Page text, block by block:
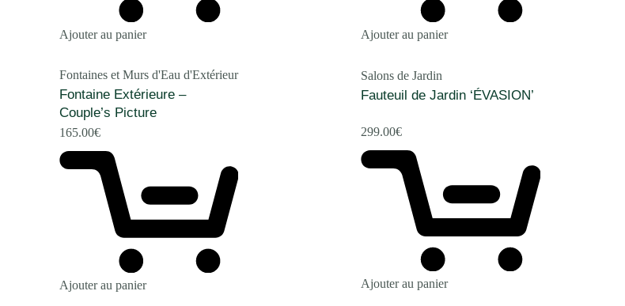
Ajouter au panier Ajouter au panier
Fontaines et Murs d'Eau d'Extérieur
Fontaine Extérieure –
Couple’s Picture
165.00€
Ajouter au panier
Salons de Jardin
Fauteuil de Jardin ‘ÉVASION’
299.00€
Ajouter au panier